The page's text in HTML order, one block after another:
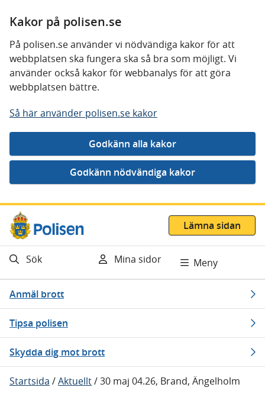
Kakor på polisen.se
På polisen.se använder vi nödvändiga kakor för att
webbplatsen ska fungera ska så bra som möjligt. Vi
använder också kakor för webbanalys för att göra
webbplatsen bättre.
Så här använder polisen.se kakor
Gå direkt till innehåll
Lämna sidan
Sök Mina sidor Meny
Anmäl brott
Tipsa polisen
Skydda dig mot brott
Startsida /Aktuellt/30 maj 04.26, Brand, Ängelholm